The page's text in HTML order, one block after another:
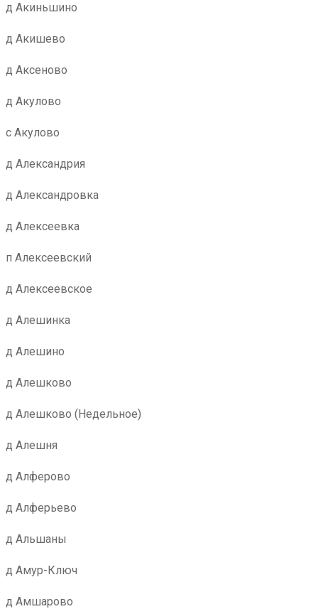
д Акиньшино
д Акишево
д Аксеново
д Акулово
с Акулово
д Александрия
д Александровка
д Алексеевка
п Алексеевский
д Алексеевское
д Алешинка
д Алешино
д Алешково
д Алешково (Недельное)
д Алешня
д Алферово
д Алферьево
д Альшаны
д Амур-Ключ
д Амшарово